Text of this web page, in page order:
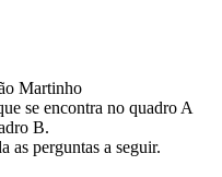
Martinho
se encontra no quadro A
B.
as perguntas a seguir.